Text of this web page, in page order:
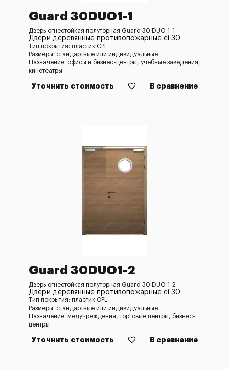
Guard 30DUO1-1
Дверь огнестойкая полуторная Guard 30 DUO 1-1
Двери деревянные противопожарные ei 30
Тип покрытия: пластик CPL
Размеры: стандартные или индивидуальные
Назначение: офисы и бизнес-центры, учебные заведения,
кинотеатры
Уточнить стоимость В сравнение
Guard 30DUO1-2
Дверь огнестойкая полуторная Guard 30 DUO 1-2
Двери деревянные противопожарные ei 30
Тип покрытия: пластик CPL
Размеры: стандартные или индивидуальные
Назначение: медучреждения, торговые центры, бизнес-
центры
Уточнить стоимость В сравнение